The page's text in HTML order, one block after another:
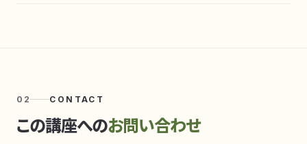
02 CONTACT
この講座へのお問い合わせ